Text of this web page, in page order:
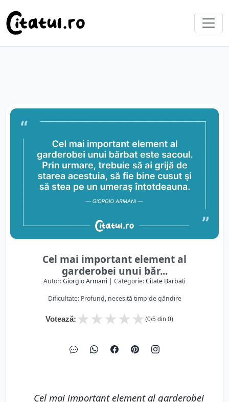
Cel mai important element al
garderobei unui băr...
Autor:Giorgio Armani | Categorie:Citate Barbati
Dificultate: Profund, necesită timp de gândire
Votează: ★
★
★
★
★ (0/5 din 0)
Cel mai important element al garderobei